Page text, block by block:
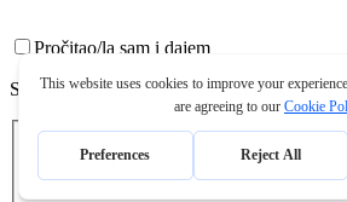
Pročitao/la sam i dajem
Suglasnost za korištenje osobnih podataka
Pošalji upit